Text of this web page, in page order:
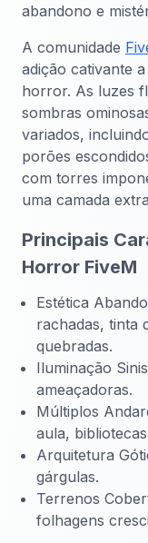
abandono e
A comunidade
adição cativante
horror. As luzes
sombras
variados,
porões
com torres
uma camada
Principais
Horror FiveM
Estética
rachadas, tinta
quebradas.
Iluminação
ameaçadoras.
Múltiplos
aula,
Arquitetura
gárgulas.
Terrenos
folhagens